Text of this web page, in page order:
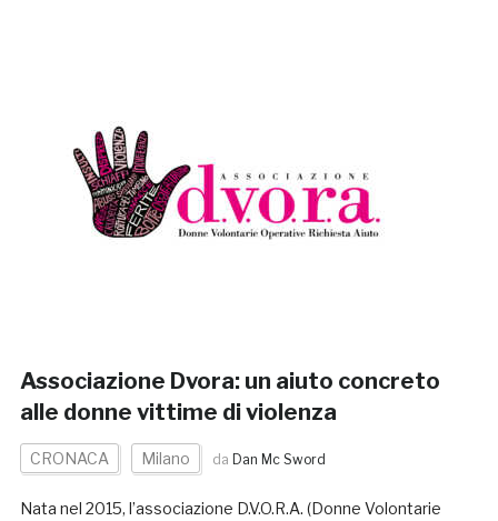
Associazione Dvora: un aiuto concreto
alle donne vittime di violenza
CRONACA Milano da Dan Mc Sword
Nata nel 2015, l’associazione D.V.O.R.A. (Donne Volontarie